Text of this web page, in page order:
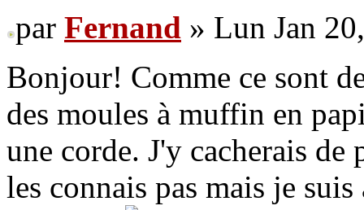
par Fernand » Lun Jan
Bonjour! Comme ce sont
des moules à muffin en
une corde. J'y cacherais
les connais pas mais je